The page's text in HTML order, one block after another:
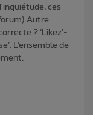
ces
Autre
? ‘Likez’-
L’ensemble de